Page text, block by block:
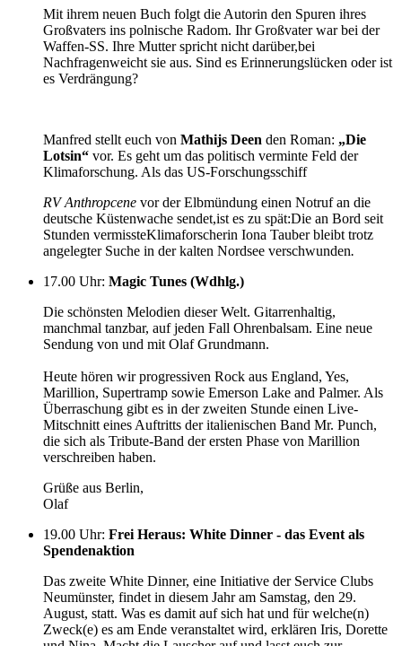
Mit ihrem neuen Buch folgt die Autorin den Spuren ihres
Großvaters ins polnische Radom. Ihr Großvater war bei der
Waffen-SS. Ihre Mutter spricht nicht darüber,bei
Nachfragenweicht sie aus. Sind es Erinnerungslücken oder ist
es Verdrängung?
Manfred stellt euch von Mathijs Deen den Roman: „Die
Lotsin“ vor. Es geht um das politisch verminte Feld der
Klimaforschung. Als das US-Forschungsschiff
RV Anthropcene vor der Elbmündung einen Notruf an die
deutsche Küstenwache sendet,ist es zu spät:Die an Bord seit
Stunden vermissteKlimaforscherin Iona Tauber bleibt trotz
angelegter Suche in der kalten Nordsee verschwunden.
17.00 Uhr: Magic Tunes (Wdhlg.)
Die schönsten Melodien dieser Welt. Gitarrenhaltig,
manchmal tanzbar, auf jeden Fall Ohrenbalsam. Eine neue
Sendung von und mit Olaf Grundmann.
Heute hören wir progressiven Rock aus England, Yes,
Marillion, Supertramp sowie Emerson Lake and Palmer. Als
Überraschung gibt es in der zweiten Stunde einen Live-
Mitschnitt eines Auftritts der italienischen Band Mr. Punch,
die sich als Tribute-Band der ersten Phase von Marillion
verschreiben haben.
Grüße aus Berlin,
Olaf
19.00 Uhr: Frei Heraus: White Dinner - das Event als
Spendenaktion
Das zweite White Dinner, eine Initiative der Service Clubs
Neumünster, findet in diesem Jahr am Samstag, den 29.
August, statt. Was es damit auf sich hat und für welche(n)
Zweck(e) es am Ende veranstaltet wird, erklären Iris, Dorette